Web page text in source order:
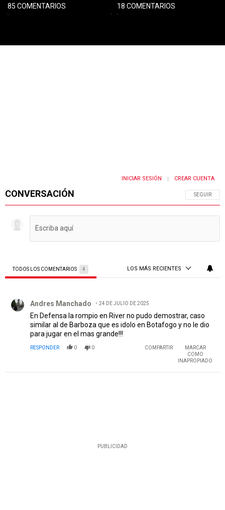
85 COMENTARIOS 18 COMENTARIOS
CONVERSACIÓN SIGA ESTA
SEGUIR
INICIAR SESIÓN | CREAR CUENTA
TODOS LOS COMENTARIOS 4 LOS MÁS RECIENTES
Andres Manchado 24 DE JULIO DE 2025
En Defensa la rompio en River no pudo demostrar, caso
similar al de Barboza que es idolo en Botafogo y no le dio
para jugar en el mas grande!!!
RESPONDER 0 0 COMPARTIR
MARCAR
COMO
INAPROPIADO
PUBLICIDAD